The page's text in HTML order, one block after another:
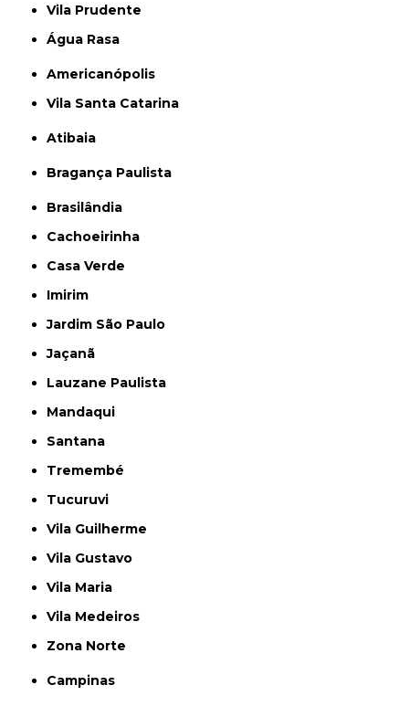
Vila Prudente
Água Rasa
Americanópolis
Vila Santa Catarina
Atibaia
Bragança Paulista
Brasilândia
Cachoeirinha
Casa Verde
Imirim
Jardim São Paulo
Jaçanã
Lauzane Paulista
Mandaqui
Santana
Tremembé
Tucuruvi
Vila Guilherme
Vila Gustavo
Vila Maria
Vila Medeiros
Zona Norte
Campinas